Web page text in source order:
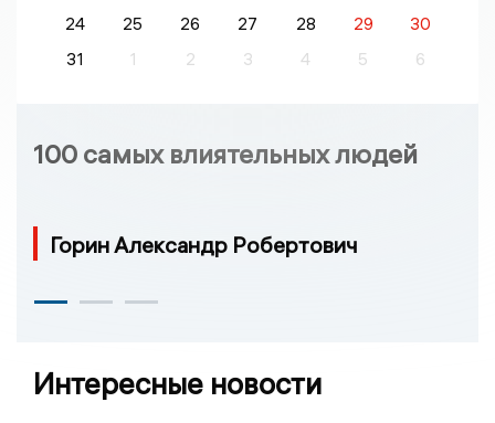
24
25 26 27 28 29
30
31
1 2 3 4 5 6
100 самых влиятельных людей
Горин Александр Робертович
Интересные новости